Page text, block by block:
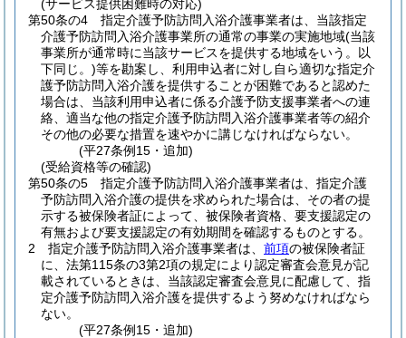
(サービス提供困難時の対応)
第50条の4
指定介護予防訪問入浴介護事業者は、当該指定
介護予防訪問入浴介護事業所の通常の事業の実施地域(当該
事業所が通常時に当該サービスを提供する地域をいう。以
下同じ。)等を勘案し、利用申込者に対し自ら適切な指定介
護予防訪問入浴介護を提供することが困難であると認めた
場合は、当該利用申込者に係る介護予防支援事業者への連
絡、適当な他の指定介護予防訪問入浴介護事業者等の紹介
その他の必要な措置を速やかに講じなければならない。
(平27条例15・追加)
(受給資格等の確認)
第50条の5
指定介護予防訪問入浴介護事業者は、指定介護
予防訪問入浴介護の提供を求められた場合は、その者の提
示する被保険者証によって、被保険者資格、要支援認定の
有無および要支援認定の有効期間を確認するものとする。
2
指定介護予防訪問入浴介護事業者は、 前項の被保険者証
に、法第115条の3第2項の規定により認定審査会意見が記
載されているときは、当該認定審査会意見に配慮して、指
定介護予防訪問入浴介護を提供するよう努めなければなら
ない。
(平27条例15・追加)